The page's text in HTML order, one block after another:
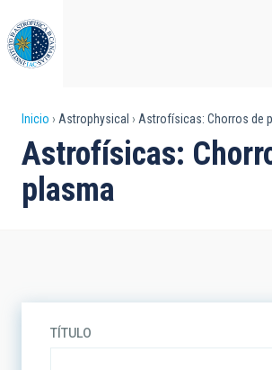
al
contenido
principal
Sobrescribir
enlaces
de
Inicio Astrophysical Astrofísicas: Chorros de
Astrofísicas:
plasma
TÍTULO